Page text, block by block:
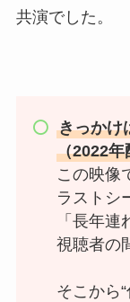
共演でした。
きっかけ
（2022年
この映像
ラストシ
「長年
視聴者の
そこから